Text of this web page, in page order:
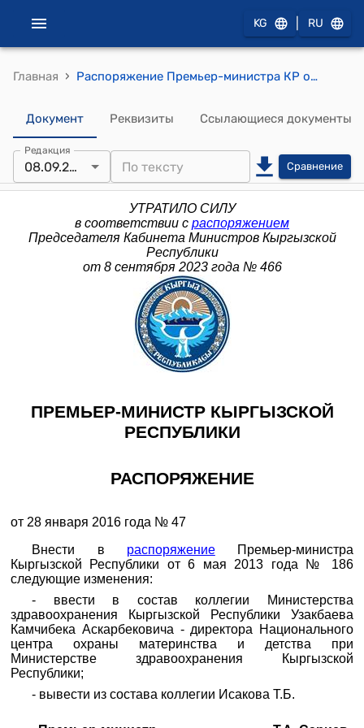
KG RU
Главная › Распоряжение Премьер-министра КР от 28 января 2016 года № 47 (О внесении изменений в распоряжение Премьер-министра Кыргызской Республики от 6 мая 2013 года № 186)
Документ Реквизиты Ссылающиеся документы
Редакция
08.09.2023 Сравнение